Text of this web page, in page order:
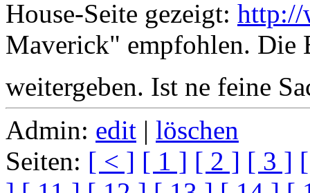
House-Seite gezeigt: http://
Maverick" empfohlen. Die
weitergeben. Ist ne feine
Admin: edit | löschen
Seiten: [ < ] [ 1 ] [ 2 ] [ 3 ]